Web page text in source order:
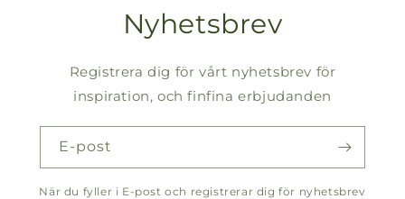
Nyhetsbrev
Registrera dig för vårt nyhetsbrev för
inspiration, och finfina erbjudanden
E-post
När du fyller i E-post och registrerar dig för nyhetsbrev